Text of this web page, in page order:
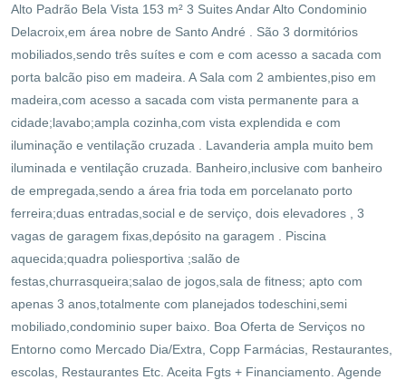
Alto Padrão Bela Vista 153 m² 3 Suites Andar Alto Condominio
Delacroix,em área nobre de Santo André . São 3 dormitórios
mobiliados,sendo três suítes e com e com acesso a sacada com
porta balcão piso em madeira. A Sala com 2 ambientes,piso em
madeira,com acesso a sacada com vista permanente para a
cidade;lavabo;ampla cozinha,com vista explendida e com
iluminação e ventilação cruzada . Lavanderia ampla muito bem
iluminada e ventilação cruzada. Banheiro,inclusive com banheiro
de empregada,sendo a área fria toda em porcelanato porto
ferreira;duas entradas,social e de serviço, dois elevadores , 3
vagas de garagem fixas,depósito na garagem . Piscina
aquecida;quadra poliesportiva ;salão de
festas,churrasqueira;salao de jogos,sala de fitness; apto com
apenas 3 anos,totalmente com planejados todeschini,semi
mobiliado,condominio super baixo. Boa Oferta de Serviços no
Entorno como Mercado Dia/Extra, Copp Farmácias, Restaurantes,
escolas, Restaurantes Etc. Aceita Fgts + Financiamento. Agende